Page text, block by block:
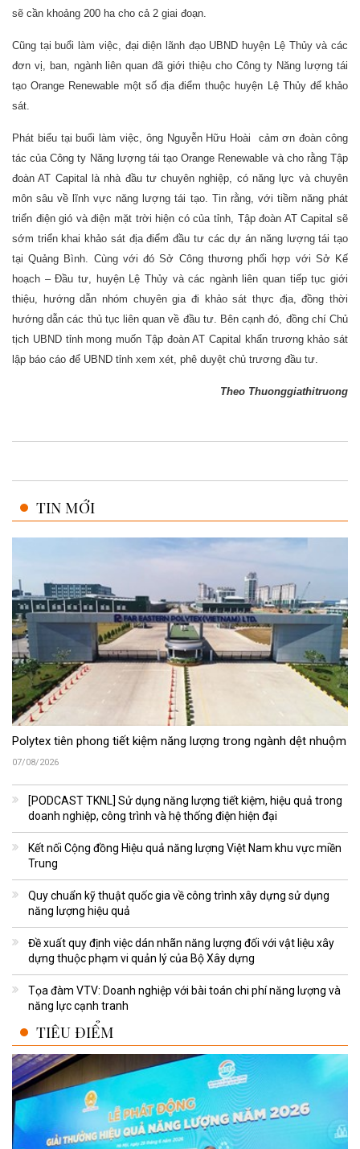
sẽ cần khoảng 200 ha cho cả 2 giai đoạn.
Cũng tại buổi làm việc, đại diện lãnh đạo UBND huyện Lệ Thủy và các
đơn vị, ban, ngành liên quan đã giới thiệu cho Công ty Năng lượng tái
tạo Orange Renewable một số địa điểm thuộc huyện Lệ Thủy để khảo
sát.
Phát biểu tại buổi làm việc, ông Nguyễn Hữu Hoài cảm ơn đoàn công
tác của Công ty Năng lượng tái tạo Orange Renewable và cho rằng Tập
đoàn AT Capital là nhà đầu tư chuyên nghiệp, có năng lực và chuyên
môn sâu về lĩnh vực năng lượng tái tạo. Tin rằng, với tiềm năng phát
triển điện gió và điện mặt trời hiện có của tỉnh, Tập đoàn AT Capital sẽ
sớm triển khai khảo sát địa điểm đầu tư các dự án năng lượng tái tạo
tại Quảng Bình. Cùng với đó Sở Công thương phối hợp với Sở Kế
hoạch – Đầu tư, huyện Lệ Thủy và các ngành liên quan tiếp tục giới
thiệu, hướng dẫn nhóm chuyên gia đi khảo sát thực địa, đồng thời
hướng dẫn các thủ tục liên quan về đầu tư. Bên cạnh đó, đồng chí Chủ
tịch UBND tỉnh mong muốn Tập đoàn AT Capital khẩn trương khảo sát
lập báo cáo để UBND tỉnh xem xét, phê duyệt chủ trương đầu tư.
Theo Thuonggiathitruong
TIN MỚI
Polytex tiên phong tiết kiệm năng lượng trong ngành dệt nhuộm
07/08/2026
[PODCAST TKNL] Sử dụng năng lượng tiết kiệm, hiệu quả trong
doanh nghiệp, công trình và hệ thống điện hiện đại
Kết nối Cộng đồng Hiệu quả năng lượng Việt Nam khu vực miền
Trung
Quy chuẩn kỹ thuật quốc gia về công trình xây dựng sử dụng
năng lượng hiệu quả
Đề xuất quy định việc dán nhãn năng lượng đối với vật liệu xây
dựng thuộc phạm vi quản lý của Bộ Xây dựng
Tọa đàm VTV: Doanh nghiệp với bài toán chi phí năng lượng và
năng lực cạnh tranh
TIÊU ĐIỂM